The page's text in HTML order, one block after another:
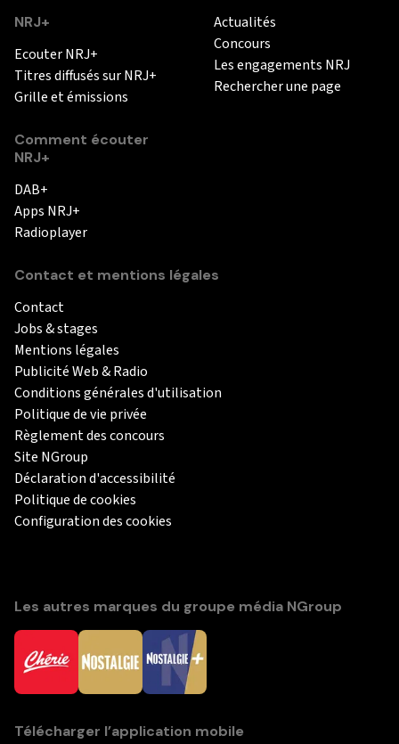
NRJ+
Ecouter NRJ+
Titres diffusés sur NRJ+
Grille et émissions
Comment écouter
NRJ+
DAB+
Apps NRJ+
Radioplayer
Actualités
Concours
Les engagements NRJ
Rechercher une page
Contact et mentions légales
Contact
Jobs & stages
Mentions légales
Publicité Web & Radio
Conditions générales d'utilisation
Politique de vie privée
Règlement des concours
Site NGroup
Déclaration d'accessibilité
Politique de cookies
Configuration des cookies
Les autres marques du groupe média NGroup
Télécharger l’application mobile